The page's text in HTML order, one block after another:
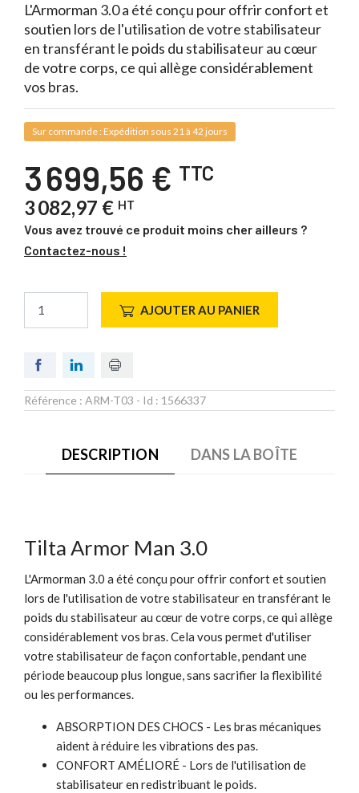
L'Armorman 3.0 a été conçu pour offrir confort et
soutien lors de l'utilisation de votre stabilisateur
en transférant le poids du stabilisateur au cœur
de votre corps, ce qui allège considérablement
vos bras.
Sur commande : Expédition sous 21 à 42 jours
3 699,56 € TTC
3 082,97 € HT
Vous avez trouvé ce produit moins cher ailleurs ?
Contactez-nous !
AJOUTER AU PANIER
Référence : ARM-T03 - Id : 1566337
DESCRIPTION DANS LA BOÎTE
Tilta Armor Man 3.0
L'Armorman 3.0 a été conçu pour offrir confort et soutien
lors de l'utilisation de votre stabilisateur en transférant le
poids du stabilisateur au cœur de votre corps, ce qui allège
considérablement vos bras. Cela vous permet d'utiliser
votre stabilisateur de façon confortable, pendant une
période beaucoup plus longue, sans sacrifier la flexibilité
ou les performances.
ABSORPTION DES CHOCS - Les bras mécaniques
aident à réduire les vibrations des pas.
CONFORT AMÉLIORÉ - Lors de l'utilisation de
stabilisateur en redistribuant le poids.